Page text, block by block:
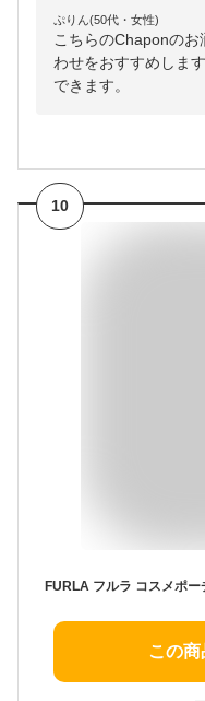
ぷりん(50代・女性)
こちらのChaponの
わせをおすすめしま
できます。
10
この